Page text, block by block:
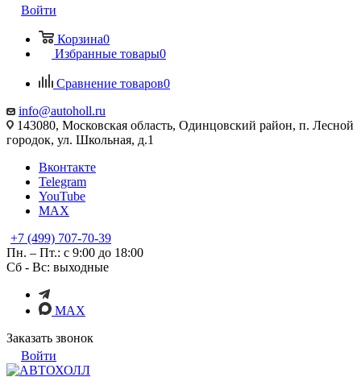
Войти
Корзина0
Избранные товары0
Сравнение товаров0
info@autoholl.ru
143080, Московская область, Одинцовский район, п. Лесной
городок, ул. Школьная, д.1
Вконтакте
Telegram
YouTube
MAX
+7 (499) 707-70-39
Пн. – Пт.: с 9:00 до 18:00
Сб - Вс: выходные
MAX
Заказать звонок
Войти